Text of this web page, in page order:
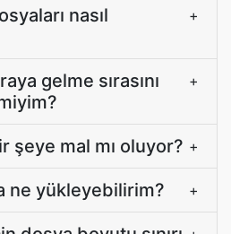
nasıl
+
gelme sırasını
+
şeye mal mı oluyor? +
ne yükleyebilirim? +